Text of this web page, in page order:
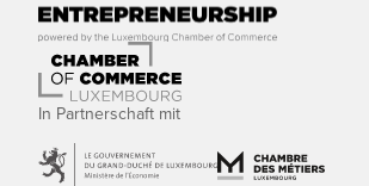
In Partnerschaft mit